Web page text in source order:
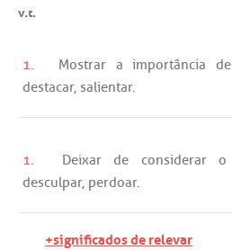
v.t.
1. Mostrar a importância de
destacar, salientar.
1. Deixar de consideraro
desculpar, perdoar.
+significados de relevar